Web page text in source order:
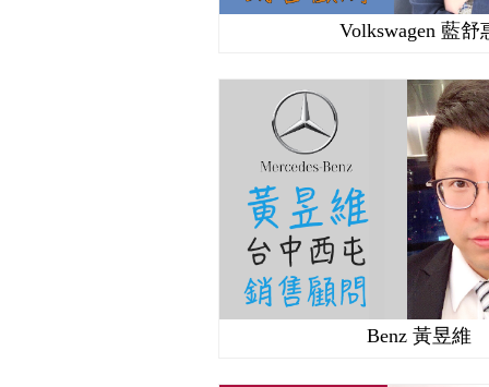
Volkswagen 藍舒
Benz 黃昱維